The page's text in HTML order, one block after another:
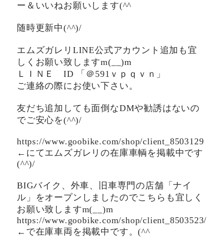
ー＆いいねお願いします(^^ゞ
随時更新中(^^)/
エムズガレリLINE公式アカウント追加も宜
しくお願い致しますm(__)m
ＬＩＮＥ ID 「＠591ｖｐｑｖｎ」
ご連絡の際にお使い下さい。
友だち追加しても面倒なDMや勧誘はないの
でご安心を(^^)/
https://www.goobike.com/shop/client_8503129
←にてエムズガレリの在庫車輌を掲載中です
(^^)/
BIGバイク、外車、旧車専門の店舗「ナイ
ル」をオープンしましたのでこちらも宜しく
お願い致しますm(__)m
https://www.goobike.com/shop/client_8503523/
←で在庫車両を掲載中です。(^^ゞ